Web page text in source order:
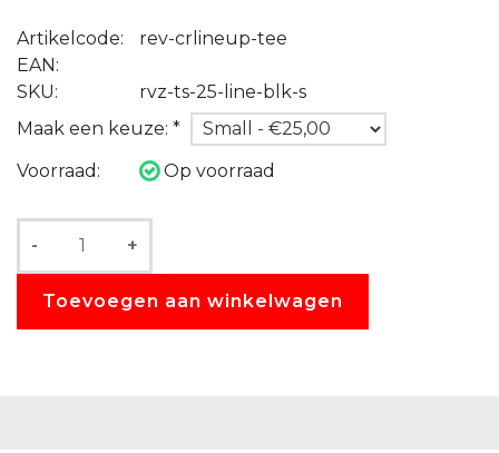
Artikelcode:
rev-crlineup-tee
EAN:
SKU:
rvz-ts-25-line-blk-s
Maak een keuze: *
Voorraad:
Op voorraad
- +
Toevoegen aan winkelwagen